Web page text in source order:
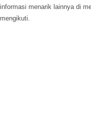
informasi menarik lainnya di
mengikuti.